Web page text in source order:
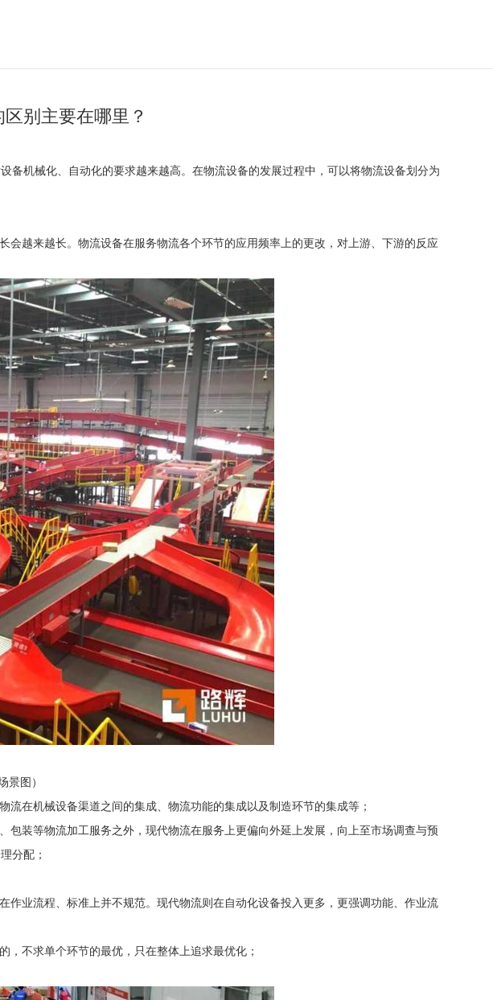
别主要在哪里？
机械化、自动化的要求越来越高。在物流设备的发展过程中，可以将物流设备划分为
越来越长。物流设备在服务物流各个环节的应用频率上的更改，对上游、下游的反应
景图）
在机械设备渠道之间的集成、物流功能的集成以及制造环节的集成等；
装等物流加工服务之外，现代物流在服务上更偏向外延上发展，向上至市场调查与预
分配；
业流程、标准上并不规范。现代物流则在自动化设备投入更多，更强调功能、作业流
不求单个环节的最优，只在整体上追求最优化；